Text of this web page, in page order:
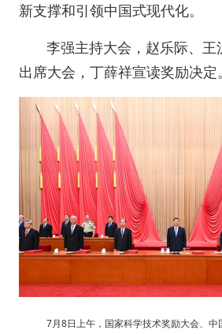
新支撑和引领中国式现代化。
李强主持大会，赵乐际、
出席大会，丁薛祥宣读奖励决定。
7月8日上午，国家科学技术奖励大会、